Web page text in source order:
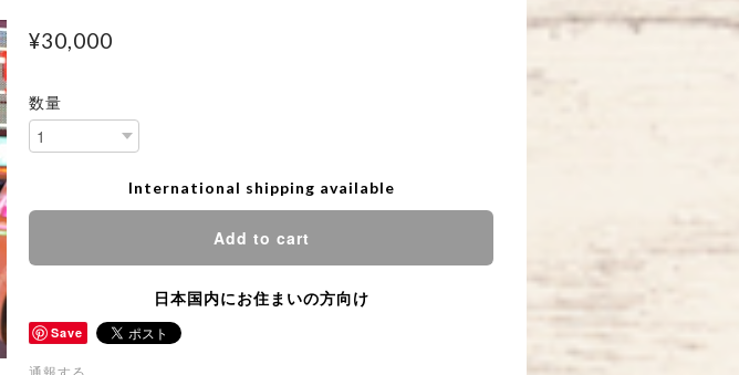
¥30,000
数量
International shipping available
Add to cart
日本国内にお住まいの方向け
Save